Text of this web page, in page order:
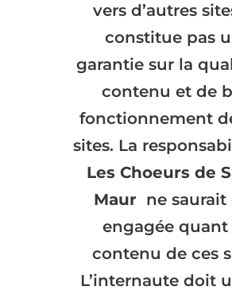
vers d’autres
constitue pas
garantie sur la
contenu et de
fonctionnement
sites. La
Les Choeurs de
Maurne saurait
engagée quant
contenu de ces
L’internaute doit